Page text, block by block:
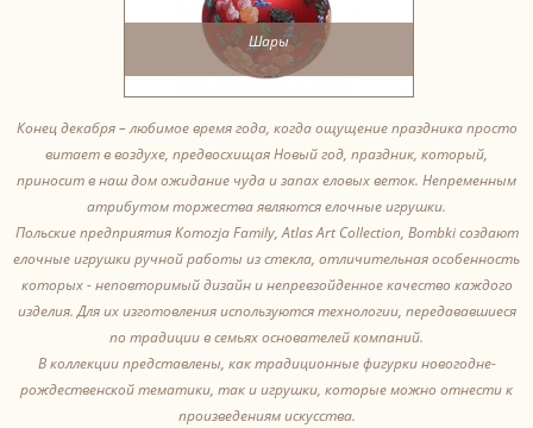
Шары
Конец декабря – любимое время года, когда ощущение праздника просто
витает в воздухе, предвосхищая Новый год, праздник, который,
приносит в наш дом ожидание чуда и запах еловых веток. Непременным
атрибутом торжества являются елочные игрушки.
Польские предприятия Komozja Family, Atlas Art Collection, Bombki создают
елочные игрушки ручной работы из стекла, отличительная особенность
которых - неповторимый дизайн и непревзойденное качество каждого
изделия. Для их изготовления используются технологии, передававшиеся
по традиции в семьях основателей компаний.
В коллекции представлены, как традиционные фигурки новогодне-
рождественской тематики, так и игрушки, которые можно отнести к
произведениям искусства.